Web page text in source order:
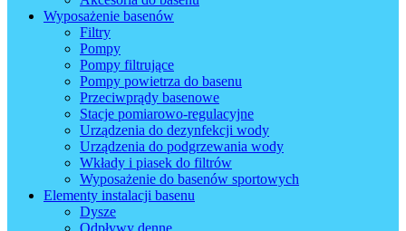
Wyposażenie basenów
Filtry
Pompy
Pompy filtrujące
Pompy powietrza do basenu
Przeciwprądy basenowe
Stacje pomiarowo-regulacyjne
Urządzenia do dezynfekcji wody
Urządzenia do podgrzewania wody
Wkłady i piasek do filtrów
Wyposażenie do basenów sportowych
Elementy instalacji basenu
Dysze
Odpływy denne